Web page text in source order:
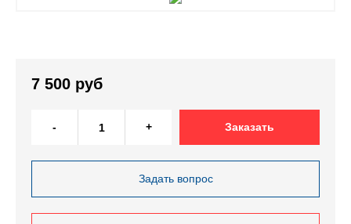
7 500 руб
- + Заказать
Задать вопрос